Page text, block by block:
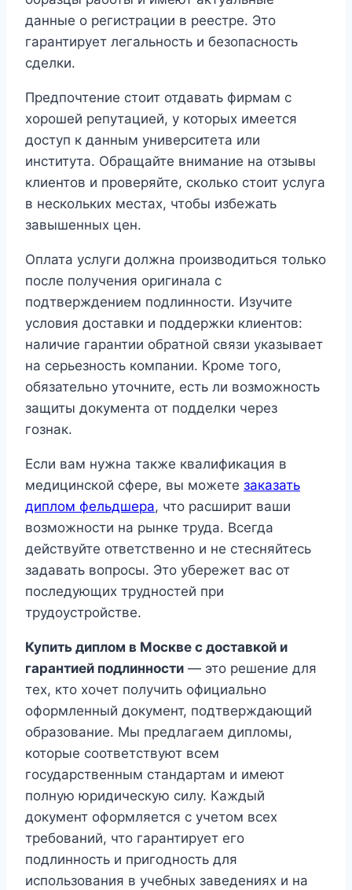
данные о регистрации в реестре. Это
гарантирует легальность и безопасность
сделки.
Предпочтение стоит отдавать фирмам с
хорошей репутацией, у которых имеется
доступ к данным университета или
института. Обращайте внимание на отзывы
клиентов и проверяйте, сколько стоит услуга
в нескольких местах, чтобы избежать
завышенных цен.
Оплата услуги должна производиться только
после получения оригинала с
подтверждением подлинности. Изучите
условия доставки и поддержки клиентов:
наличие гарантии обратной связи указывает
на серьезность компании. Кроме того,
обязательно уточните, есть ли возможность
защиты документа от подделки через
гознак.
Если вам нужна также квалификация в
медицинской сфере, вы можете заказать
диплом фельдшера, что расширит ваши
возможности на рынке труда. Всегда
действуйте ответственно и не стесняйтесь
задавать вопросы. Это убережет вас от
последующих трудностей при
трудоустройстве.
Купить диплом в Москве с доставкой и
гарантией подлинности — это решение для
тех, кто хочет получить официально
оформленный документ, подтверждающий
образование. Мы предлагаем дипломы,
которые соответствуют всем
государственным стандартам и имеют
полную юридическую силу. Каждый
документ оформляется с учетом всех
требований, что гарантирует его
подлинность и пригодность для
использования в учебных заведениях и на